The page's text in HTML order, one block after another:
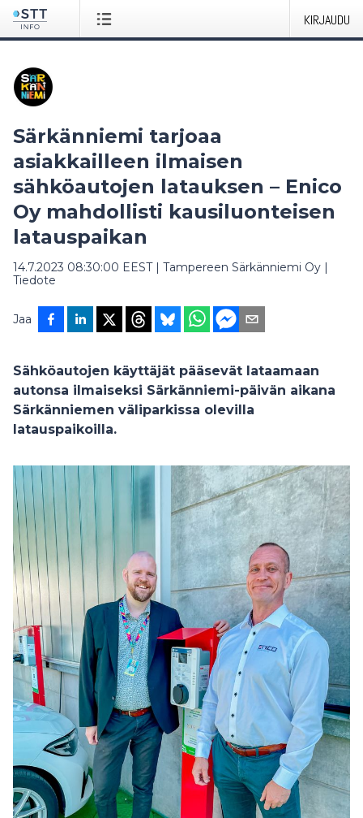
KIRJAUDU
Särkänniemi tarjoaa
asiakkailleen ilmaisen
sähköautojen latauksen – Enico
Oy mahdollisti kausiluonteisen
latauspaikan
14.7.2023 08:30:00 EEST| Tampereen Särkänniemi Oy |
Tiedote
Jaa
Sähköautojen käyttäjät pääsevät lataamaan
autonsa ilmaiseksi Särkänniemi-päivän aikana
Särkänniemen väliparkissa olevilla
latauspaikoilla.